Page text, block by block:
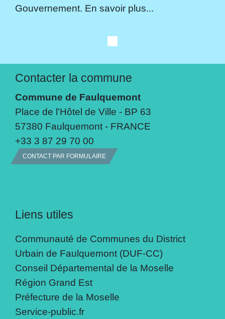
Gouvernement. En savoir plus...
Contacter la commune
Commune de Faulquemont
Place de l'Hôtel de Ville - BP 63
57380 Faulquemont - FRANCE
+33 3 87 29 70 00
CONTACT PAR FORMULAIRE
Liens utiles
Communauté de Communes du District
Urbain de Faulquemont (DUF-CC)
Conseil Départemental de la Moselle
Région Grand Est
Préfecture de la Moselle
Service-public.fr